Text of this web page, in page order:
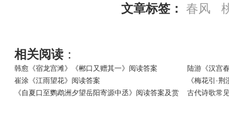
文章标签： 春风
相关阅读 ：
韩愈《宿龙宫滩》《郴口又赠其一》阅读答案
陆游《汉宫
崔涂《江雨望花》阅读答案
《梅花引·
《自夏口至鹦鹉洲夕望岳阳寄源中丞》阅读答案及赏
古代诗歌常